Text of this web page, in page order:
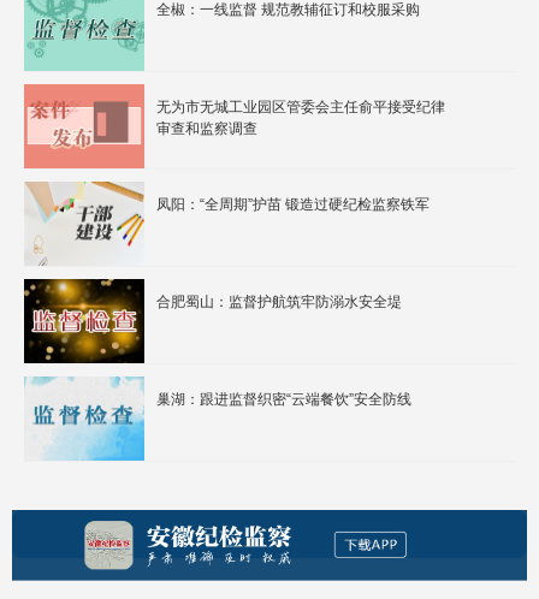
全椒：一线监督 规范教辅征订和校服采购
无为市无城工业园区管委会主任俞平接受纪律
审查和监察调查
凤阳：“全周期”护苗 锻造过硬纪检监察铁军
合肥蜀山：监督护航筑牢防溺水安全堤
巢湖：跟进监督织密“云端餐饮”安全防线